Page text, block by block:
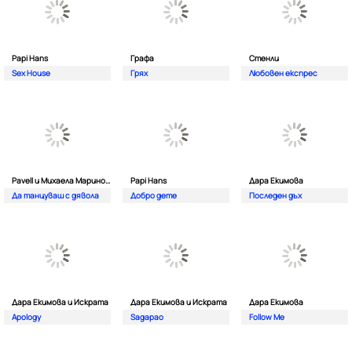
Papi Hans
Sex House
Графа
Грях
Стенли
Любовен експрес
Pavell и Михаела Маринова
Да танцуваш с дявола
Papi Hans
Добро дете
Дара Екимова
Последен дъх
Дара Екимова и Искрата
Apology
Дара Екимова и Искрата
Sagapao
Дара Екимова
Follow Me